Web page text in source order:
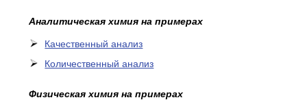
Аналитическая химия на примерах
Качественный анализ
Количественный анализ
Физическая химия на примерах